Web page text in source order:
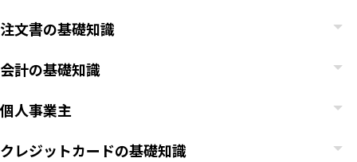
注文書の基礎知識
会計の基礎知識
個人事業主
クレジットカードの基礎知識